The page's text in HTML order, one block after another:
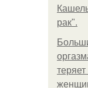
рак".